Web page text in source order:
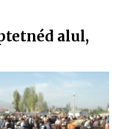
alul,